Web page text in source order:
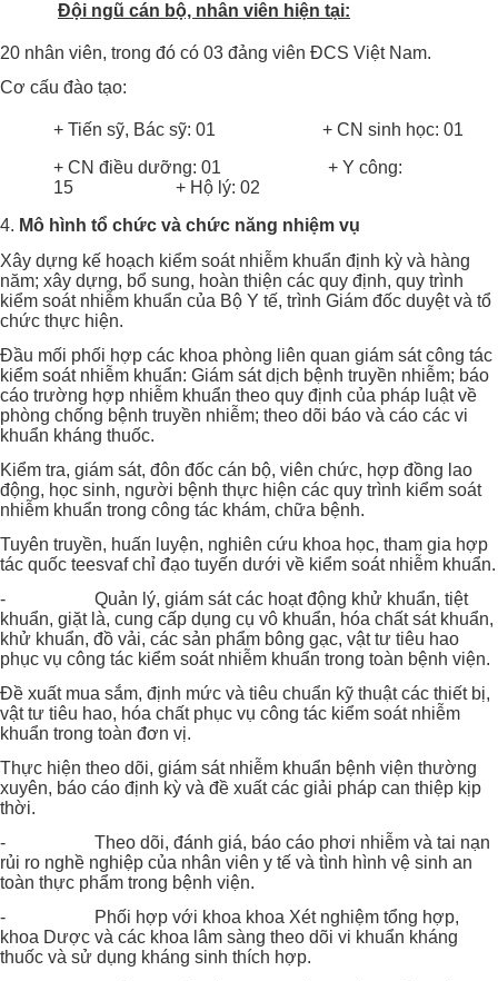
Đội ngũ cán bộ, nhân viên hiện tại:
20 nhân viên, trong đó có 03 đảng viên ĐCS Việt Nam.
Cơ cấu đào tạo:
+ Tiến sỹ, Bác sỹ: 01 + CN sinh học: 01
+ CN điều dưỡng: 01 + Y công:
15 + Hộ lý: 02
Mô hình tổ chức và chức năng nhiệm vụ
Xây dựng kế hoạch kiểm soát nhiễm khuẩn định kỳ và hàng
năm; xây dựng, bổ sung, hoàn thiện các quy định, quy trình
kiểm soát nhiễm khuẩn của Bộ Y tế, trình Giám đốc duyệt và tổ
chức thực hiện.
Đầu mối phối hợp các khoa phòng liên quan giám sát công tác
kiểm soát nhiễm khuẩn: Giám sát dịch bệnh truyền nhiễm; báo
cáo trường hợp nhiễm khuẩn theo quy định của pháp luật về
phòng chống bệnh truyền nhiễm; theo dõi báo và cáo các vi
khuẩn kháng thuốc.
Kiểm tra, giám sát, đôn đốc cán bộ, viên chức, hợp đồng lao
động, học sinh, người bệnh thực hiện các quy trình kiểm soát
nhiễm khuẩn trong công tác khám, chữa bệnh.
Tuyên truyền, huấn luyện, nghiên cứu khoa học, tham gia hợp
tác quốc teesvaf chỉ đạo tuyến dưới về kiểm soát nhiễm khuẩn.
- Quản lý, giám sát các hoạt động khử khuẩn, tiệt
khuẩn, giặt là, cung cấp dụng cụ vô khuẩn, hóa chất sát khuẩn,
khử khuẩn, đồ vải, các sản phẩm bông gạc, vật tư tiêu hao
phục vụ công tác kiểm soát nhiễm khuẩn trong toàn bệnh viện.
Đề xuất mua sắm, định mức và tiêu chuẩn kỹ thuật các thiết bị,
vật tư tiêu hao, hóa chất phục vụ công tác kiểm soát nhiễm
khuẩn trong toàn đơn vị.
Thực hiện theo dõi, giám sát nhiễm khuẩn bệnh viện thường
xuyên, báo cáo định kỳ và đề xuất các giải pháp can thiệp kịp
thời.
- Theo dõi, đánh giá, báo cáo phơi nhiễm và tai nạn
rủi ro nghề nghiệp của nhân viên y tế và tình hình vệ sinh an
toàn thực phẩm trong bệnh viện.
- Phối hợp với khoa khoa Xét nghiệm tổng hợp,
khoa Dược và các khoa lâm sàng theo dõi vi khuẩn kháng
thuốc và sử dụng kháng sinh thích hợp.